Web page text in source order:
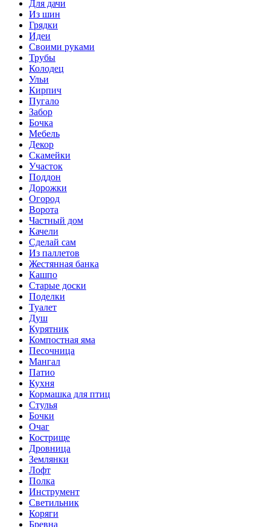
Для дачи
Из шин
Грядки
Идеи
Своими руками
Трубы
Колодец
Ульи
Кирпич
Пугало
Забор
Бочка
Мебель
Декор
Скамейки
Участок
Поддон
Дорожки
Огород
Ворота
Частный дом
Качели
Сделай сам
Из паллетов
Жестянная банка
Кашпо
Старые доски
Поделки
Туалет
Душ
Курятник
Компостная яма
Песочница
Мангал
Патио
Кухня
Кормашка для птиц
Стулья
Бочки
Очаг
Кострище
Дровница
Землянки
Лофт
Полка
Инструмент
Светильник
Коряги
Бревна